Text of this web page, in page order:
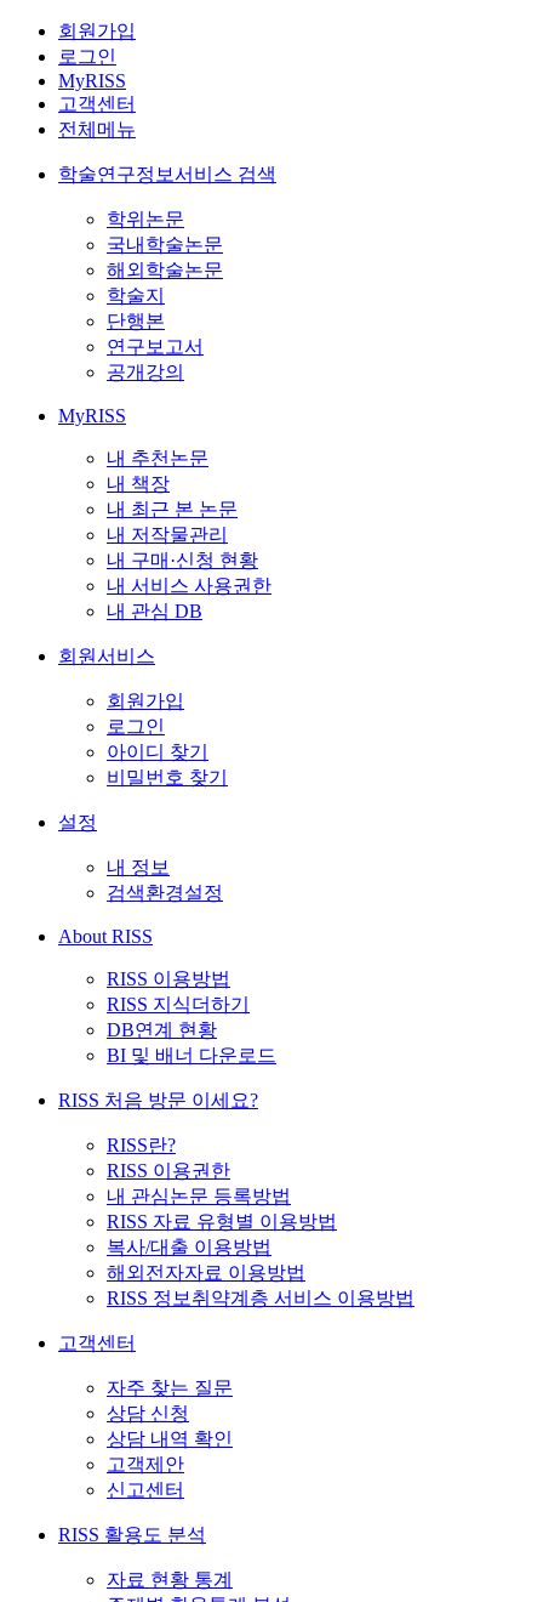
회원가입
로그인
MyRISS
고객센터
전체메뉴
학술연구정보서비스 검색
학위논문
국내학술논문
해외학술논문
학술지
단행본
연구보고서
공개강의
MyRISS
내 추천논문
내 책장
내 최근 본 논문
내 저작물관리
내 구매·신청 현황
내 서비스 사용권한
내 관심 DB
회원서비스
회원가입
로그인
아이디 찾기
비밀번호 찾기
설정
내 정보
검색환경설정
About RISS
RISS 이용방법
RISS 지식더하기
DB연계 현황
BI 및 배너 다운로드
RISS 처음 방문 이세요?
RISS란?
RISS 이용권한
내 관심논문 등록방법
RISS 자료 유형별 이용방법
복사/대출 이용방법
해외전자자료 이용방법
RISS 정보취약계층 서비스 이용방법
고객센터
자주 찾는 질문
상담 신청
상담 내역 확인
고객제안
신고센터
RISS 활용도 분석
자료 현황 통계